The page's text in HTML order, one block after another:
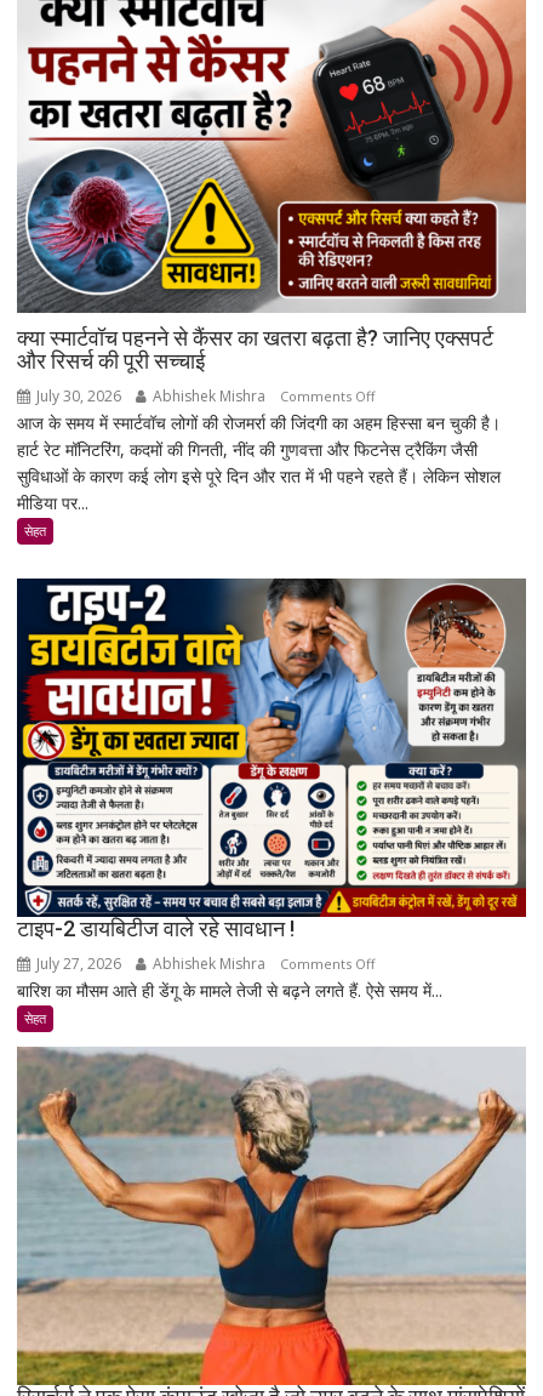
बैंक
कर
सकेंगे
आपका
मोबाइल-
लैपटॉप
लॉक,
1
जनवरी
2027
से
नए
क्या स्मार्टवॉच पहनने से कैंसर का खतरा बढ़ता है? जानिए एक्सपर्ट
और रिसर्च की पूरी सच्चाई
July 30, 2026 Abhishek Mishra Comments Offon
क्या
स्मार्टवॉच
पहनने
खतरा
जानिए
एक्सपर्ट
और
रिसर्च
की
पूरी
सच्चाई
आज के समय में स्मार्टवॉच लोगों की रोजमर्रा की जिंदगी का अहम हिस्सा बन चुकी है।
हार्ट रेट मॉनिटरिंग, कदमों की गिनती, नींद की गुणवत्ता और फिटनेस ट्रैकिंग जैसी
सुविधाओं के कारण कई लोग इसे पूरे दिन और रात में भी पहने रहते हैं। लेकिन सोशल
मीडिया पर...
सेहत
टाइप-2 डायबिटीज वाले रहे सावधान !
July 27, 2026 Abhishek Mishra Comments Offon
टाइप-2
वाले
सावधान
!
बारिश का मौसम आते ही डेंगू के मामले तेजी से बढ़ने लगते हैं. ऐसे समय में...
सेहत